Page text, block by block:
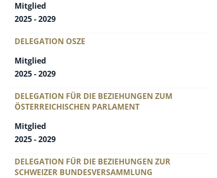
Mitglied
2025 - 2029
DELEGATION OSZE
Mitglied
2025 - 2029
DELEGATION FÜR DIE BEZIEHUNGEN ZUM
ÖSTERREICHISCHEN PARLAMENT
Mitglied
2025 - 2029
DELEGATION FÜR DIE BEZIEHUNGEN ZUR
SCHWEIZER BUNDESVERSAMMLUNG